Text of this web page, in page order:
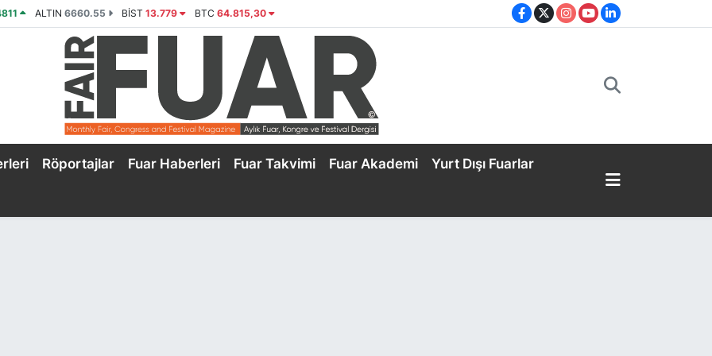
ALTIN 6660.55 BİST13.779 BTC 64.815,30
Röportajlar Fuar Haberleri Fuar Takvimi Fuar Akademi Yurt Dışı Fuarlar